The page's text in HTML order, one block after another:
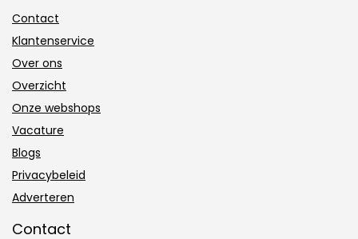
Contact
Klantenservice
Over ons
Overzicht
Onze webshops
Vacature
Blogs
Privacybeleid
Adverteren
Contact